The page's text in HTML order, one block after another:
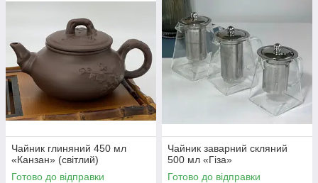
Чайник глиняний 450 мл
«Канзан» (світлий)
Готово до відправки
Чайник заварний скляний
500 мл «Гіза»
Готово до відправки